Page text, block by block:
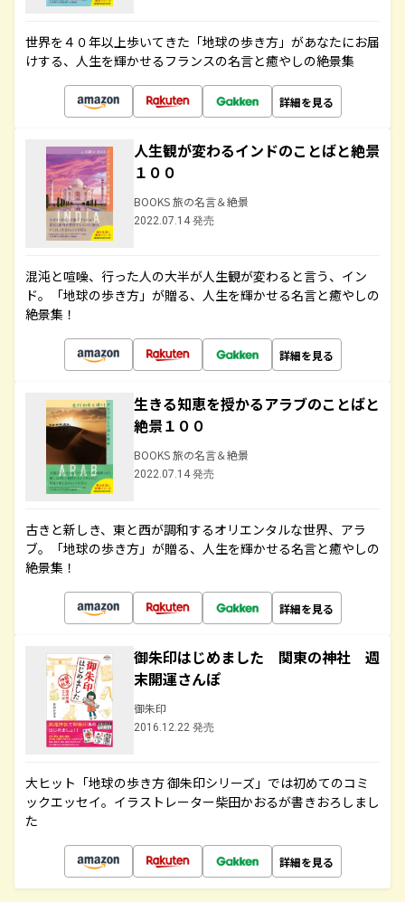
世界を４０年以上歩いてきた「地球の歩き方」があなたにお届
けする、人生を輝かせるフランスの名言と癒やしの絶景集
詳細を見る
人生観が変わるインドのことばと絶景
１００
BOOKS 旅の名言＆絶景
2022.07.14 発売
混沌と喧噪、行った人の大半が人生観が変わると言う、イン
ド。「地球の歩き方」が贈る、人生を輝かせる名言と癒やしの
絶景集！
詳細を見る
生きる知恵を授かるアラブのことばと
絶景１００
BOOKS 旅の名言＆絶景
2022.07.14 発売
古きと新しき、東と西が調和するオリエンタルな世界、アラ
ブ。「地球の歩き方」が贈る、人生を輝かせる名言と癒やしの
絶景集！
詳細を見る
御朱印はじめました 関東の神社 週
末開運さんぽ
御朱印
2016.12.22 発売
大ヒット「地球の歩き方 御朱印シリーズ」では初めてのコミ
ックエッセイ。イラストレーター柴田かおるが書きおろしまし
た
詳細を見る